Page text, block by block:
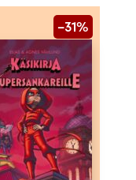
–31%